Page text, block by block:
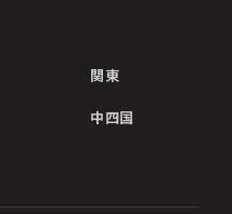
関東
中四国